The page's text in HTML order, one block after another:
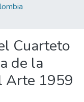
Cuarteto
de la
Arte 1959